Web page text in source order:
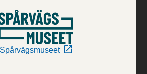
Spårvägsmuseet